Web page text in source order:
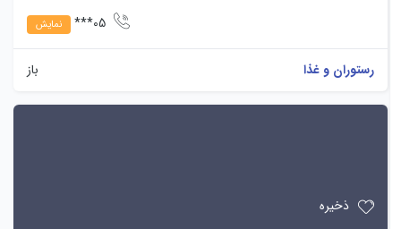
نمایش
رستوران و غذا باز
ذخیره